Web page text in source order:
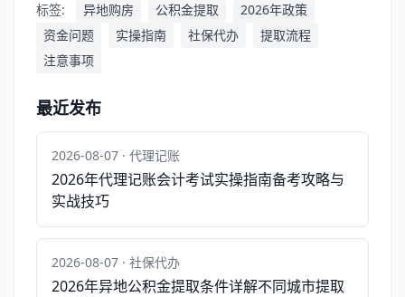
标签: 异地购房 公积金提取
2026年政策
资金问题
实操指南 社保代办
提取流程
注意事项
最近发布
2026-08-07 · 代理记账
2026年代理记账会计考试实操指南备考攻略与
实战技巧
2026-08-07 · 社保代办
2026年异地公积金提取条件详解不同城市提取